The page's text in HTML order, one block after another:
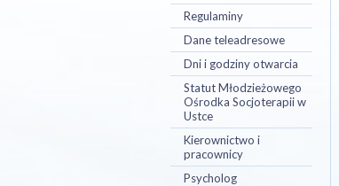
Regulaminy
Dane teleadresowe
Dni i godziny otwarcia
Statut Młodzieżowego
Ośrodka Socjoterapii w
Ustce
Kierownictwo i
pracownicy
Psycholog